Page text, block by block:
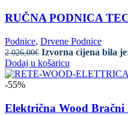
RUČNA PODNICA
Podnice, Drvene Podnice
2.026,00€ Izvorna cijena bila
Dodaj u košaricu
-55%
Električna Wood Bračni